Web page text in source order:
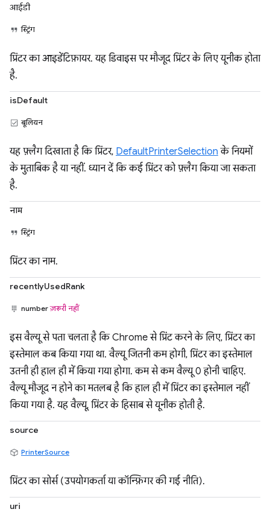
आईडी
स्ट्रिंग
प्रिंटर का आइडेंटिफ़ायर. यह डिवाइस पर मौजूद प्रिंटर के लिए यूनीक होता
है.
isDefault
बूलियन
यह फ़्लैग दिखाता है कि प्रिंटर, DefaultPrinterSelection के नियमों
के मुताबिक है या नहीं. ध्यान दें कि कई प्रिंटर को फ़्लैग किया जा सकता
है.
नाम
स्ट्रिंग
प्रिंटर का नाम.
recentlyUsedRank
numberज़रूरी नहीं
इस वैल्यू से पता चलता है कि Chrome से प्रिंट करने के लिए, प्रिंटर का
इस्तेमाल कब किया गया था. वैल्यू जितनी कम होगी, प्रिंटर का इस्तेमाल
उतनी ही हाल ही में किया गया होगा. कम से कम वैल्यू 0 होनी चाहिए.
वैल्यू मौजूद न होने का मतलब है कि हाल ही में प्रिंटर का इस्तेमाल नहीं
किया गया है. यह वैल्यू, प्रिंटर के हिसाब से यूनीक होती है.
source
PrinterSource
प्रिंटर का सोर्स (उपयोगकर्ता या कॉन्फ़िगर की गई नीति).
uri